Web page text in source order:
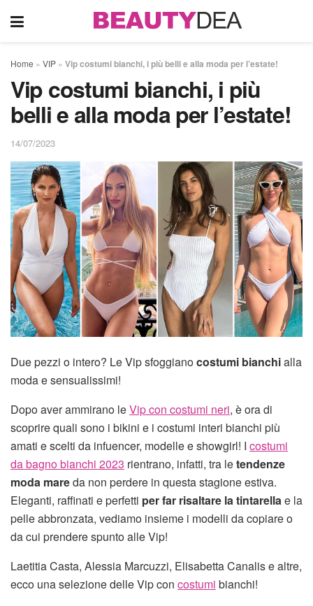
Home » VIP » Vip costumi bianchi, i più belli e alla moda per l’estate!
Vip costumi bianchi, i più
belli e alla moda per l’estate!
14/07/2023
Due pezzi o intero? Le Vip sfoggianocostumi bianchialla
moda e sensualissimi!
Dopo aver ammirano leVip con costumi neri, è ora di
scoprire quali sono i bikini e i costumi interi bianchi più
amati e scelti da infuencer, modelle e showgirl! I costumi
da bagno bianchi 2023 rientrano, infatti, tra letendenze
moda mareda non perdere in questa stagione estiva.
Eleganti, raffinati e perfetti per far risaltare la tintarella e la
pelle abbronzata, vediamo insieme i modelli da copiare o
da cui prendere spunto alle Vip!
Laetitia Casta, Alessia Marcuzzi, Elisabetta Canalis e altre,
ecco una selezione delle Vip con costumi bianchi!